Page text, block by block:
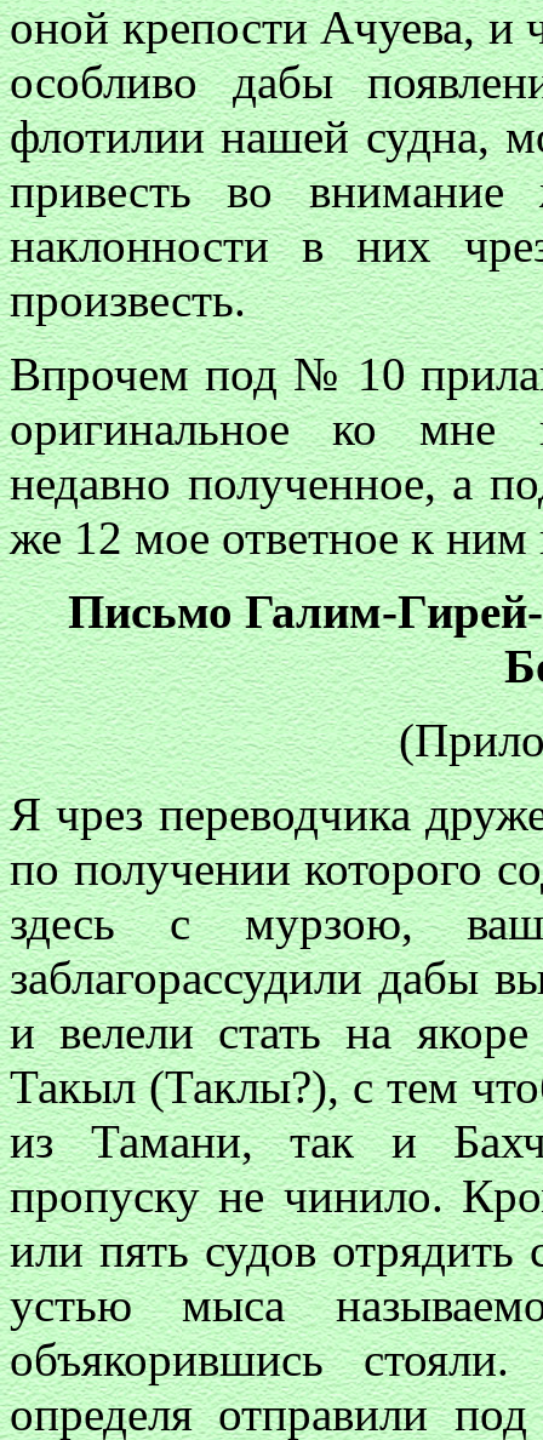
оной крепости Ачуева, и
особливо дабы
флотилии нашей судна,
привесть во
наклонности в них
произвесть.
Впрочем под № 10
оригинальное ко мне
недавно полученное, а
же 12 мое ответное к
Письмо Галим-
Я чрез переводчика
по получении которого
здесь с мурзою,
заблагорассудили дабы
и велели стать на
Такыл (Таклы?), с тем
из Тамани, так и
пропуску не чинило.
или пять судов
устью мыса
объякорившись
определя отправили